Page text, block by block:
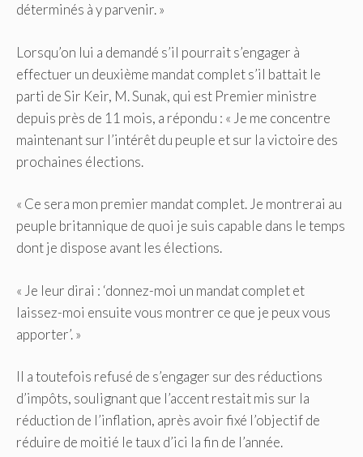
déterminés à y parvenir. »
Lorsqu’on lui a demandé s’il pourrait s’engager à
effectuer un deuxième mandat complet s’il battait le
parti de Sir Keir, M. Sunak, qui est Premier ministre
depuis près de 11 mois, a répondu : « Je me concentre
maintenant sur l’intérêt du peuple et sur la victoire des
prochaines élections.
« Ce sera mon premier mandat complet. Je montrerai au
peuple britannique de quoi je suis capable dans le temps
dont je dispose avant les élections.
« Je leur dirai : ‘donnez-moi un mandat complet et
laissez-moi ensuite vous montrer ce que je peux vous
apporter’. »
Il a toutefois refusé de s’engager sur des réductions
d’impôts, soulignant que l’accent restait mis sur la
réduction de l’inflation, après avoir fixé l’objectif de
réduire de moitié le taux d’ici la fin de l’année.